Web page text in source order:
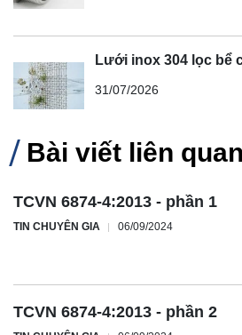
Lưới inox 304 lọc bể
31/07/2026
Bài viết liên quan
TCVN 6874-4:2013 - phần 1
TIN CHUYÊN GIA 06/09/2024
TCVN 6874-4:2013 - phần 2